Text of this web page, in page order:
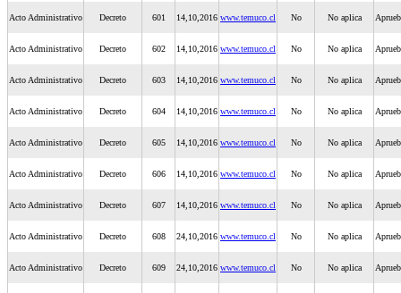
Acto Administrativo Decreto 601 14,10,2016 www.temuco.cl No No aplica
Acto Administrativo Decreto 602 14,10,2016 www.temuco.cl No No aplica
Acto Administrativo Decreto 603 14,10,2016 www.temuco.cl No No aplica
Acto Administrativo Decreto 604 14,10,2016 www.temuco.cl No No aplica
Acto Administrativo Decreto 605 14,10,2016 www.temuco.cl No No aplica
Acto Administrativo Decreto 606 14,10,2016 www.temuco.cl No No aplica
Acto Administrativo Decreto 607 14,10,2016 www.temuco.cl No No aplica
Acto Administrativo Decreto 608 24,10,2016 www.temuco.cl No No aplica
Acto Administrativo Decreto 609 24,10,2016 www.temuco.cl No No aplica